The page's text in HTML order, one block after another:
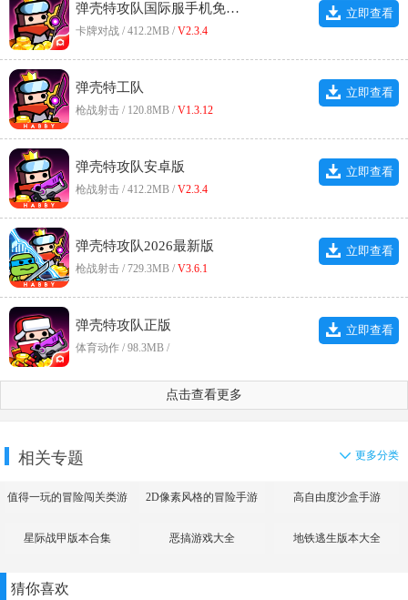
弹壳特攻队国际服手机免费版
卡牌对战 / 412.2MB / V2.3.4
立即查看
弹壳特工队
枪战射击 / 120.8MB / V1.3.12
立即查看
弹壳特攻队安卓版
枪战射击 / 412.2MB / V2.3.4
立即查看
弹壳特攻队2026最新版
枪战射击 / 729.3MB / V3.6.1
立即查看
弹壳特攻队正版
体育动作 / 98.3MB /
立即查看
点击查看更多
相关专题 更多分类
值得一玩的冒险闯关类游 2D像素风格的冒险手游 高自由度沙盒手游
星际战甲版本合集 恶搞游戏大全 地铁逃生版本大全
猜你喜欢